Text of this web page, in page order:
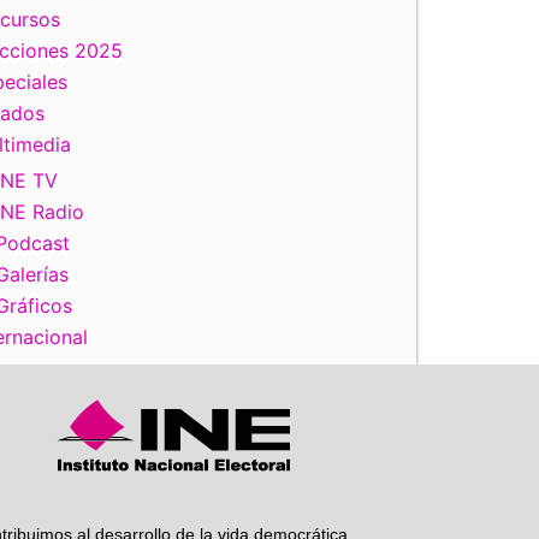
2025
TV
Radio
al desarrollo de la vida democrática